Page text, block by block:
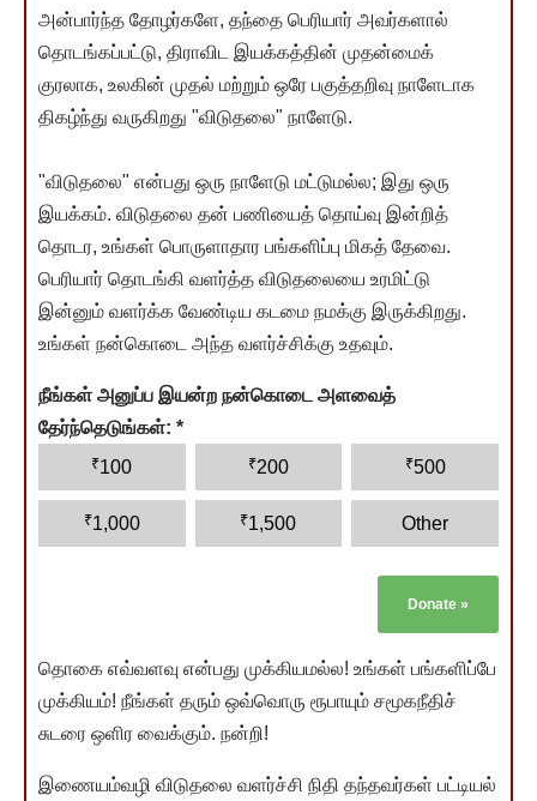
அன்பார்ந்த தோழர்களே, தந்தை பெரியார் அவர்களால்
தொடங்கப்பட்டு, திராவிட இயக்கத்தின் முதன்மைக்
குரலாக, உலகின் முதல் மற்றும் ஒரே பகுத்தறிவு நாளேடாக
திகழ்ந்து வருகிறது "விடுதலை" நாளேடு.
"விடுதலை" என்பது ஒரு நாளேடு மட்டுமல்ல; இது ஒரு
இயக்கம். விடுதலை தன் பணியைத் தொய்வு இன்றித்
தொடர, உங்கள் பொருளாதார பங்களிப்பு மிகத் தேவை.
பெரியார் தொடங்கி வளர்த்த விடுதலையை உரமிட்டு
இன்னும் வளர்க்க வேண்டிய கடமை நமக்கு இருக்கிறது.
உங்கள் நன்கொடை அந்த வளர்ச்சிக்கு உதவும்.
நீங்கள் அனுப்ப இயன்ற நன்கொடை அளவைத்
தேர்ந்தெடுங்கள்: *
₹100 ₹200 ₹500
₹1,000 ₹1,500 Other
Donate »
தொகை எவ்வளவு என்பது முக்கியமல்ல! உங்கள் பங்களிப்பே
முக்கியம்! நீங்கள் தரும் ஒவ்வொரு ரூபாயும் சமூகநீதிச்
சுடரை ஒளிர வைக்கும். நன்றி!
இணையம்வழி விடுதலை வளர்ச்சி நிதி தந்தவர்கள் பட்டியல்